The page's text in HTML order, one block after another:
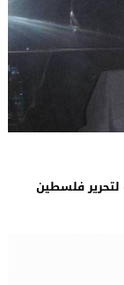
لتحرير فلسطين